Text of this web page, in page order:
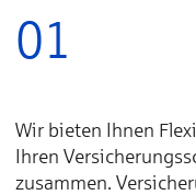
01
Wir bieten Ihnen
Ihren
zusammen.